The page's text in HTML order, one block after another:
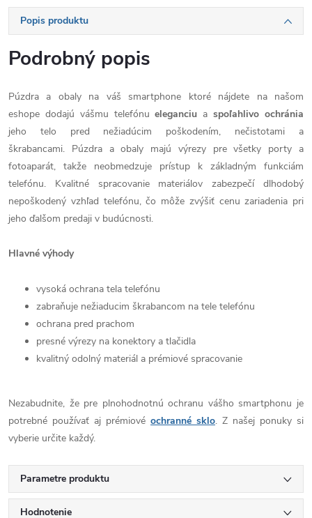
Popis produktu
Podrobný popis
Púzdra a obaly na váš smartphone ktoré nájdete na našom
eshope dodajú vášmu telefónueleganciu aspoľahlivo ochránia
jeho telo pred nežiadúcim poškodením, nečistotami a
škrabancami. Púzdra a obaly majú výrezy pre všetky porty a
fotoaparát, takže neobmedzuje prístup k základným funkciám
telefónu. Kvalitné spracovanie materiálov zabezpečí dlhodobý
nepoškodený vzhľad telefónu, čo môže zvýšiť cenu zariadenia pri
jeho ďalšom predaji v budúcnosti.
Hlavné výhody
vysoká ochrana tela telefónu
zabraňuje nežiaducim škrabancom na tele telefónu
ochrana pred prachom
presné výrezy na konektory a tlačidla
kvalitný odolný materiál a prémiové spracovanie
Nezabudnite, že pre plnohodnotnú ochranu vášho smartphonu je
potrebné používať aj prémiové ochranné sklo. Z našej ponuky si
vyberie určite každý.
Parametre produktu
Hodnotenie